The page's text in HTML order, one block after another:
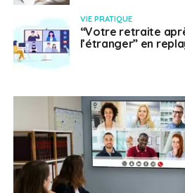
VIE PRATIQUE
“Votre retraite
l’étranger” en